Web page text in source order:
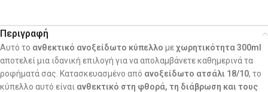
Περιγραφή
Αυτό το ανθεκτικό ανοξείδωτο κύπελλο μεχωρητικότητα 300ml
αποτελεί μια ιδανική επιλογή για να απολαμβάνετε καθημερινά τα
ροφήματά σας. Κατασκευασμένο από ανοξείδωτο ατσάλι 18/10, το
κύπελλο αυτό είναι ανθεκτικό στη φθορά, τη διάβρωση και τους